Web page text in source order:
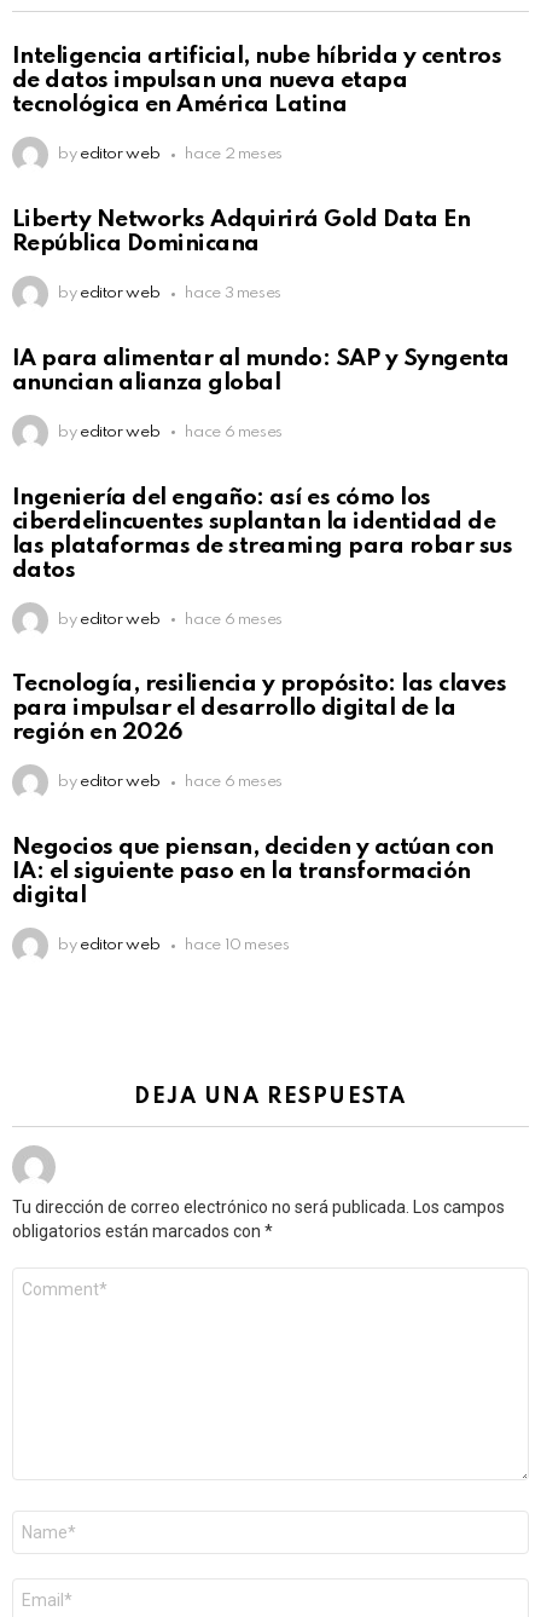
Not Safe For Work
Click to view this post
Inteligencia artificial, nube híbrida y centros
de datos impulsan una nueva etapa
tecnológica en América Latina
by editor web hace 2 meses
Click to view this post
Liberty Networks Adquirirá Gold Data En
República Dominicana
by editor web hace 3 meses
Click to view this post
IA para alimentar al mundo: SAP y Syngenta
anuncian alianza global
by editor web hace 6 meses
Click to view this post
Ingeniería del engaño: así es cómo los
ciberdelincuentes suplantan la identidad de
las plataformas de streaming para robar sus
datos
by editor web hace 6 meses
Not Safe For Work
Click to view this post
Tecnología, resiliencia y propósito: las claves
para impulsar el desarrollo digital de la
región en 2026
by editor web hace 6 meses
Click to view this post
Negocios que piensan, deciden y actúan con
IA: el siguiente paso en la transformación
digital
by editor web hace 10 meses
DEJA UNA RESPUESTA
Tu dirección de correo electrónico no será publicada.
Los campos
obligatorios están marcados con *
electrónico